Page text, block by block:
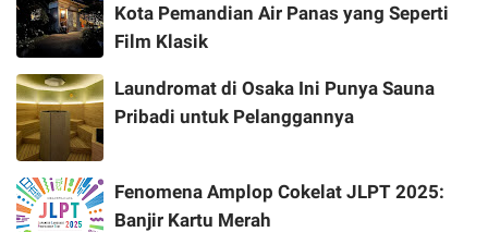
Kota Pemandian Air Panas yang Seperti
Film Klasik
Laundromat di Osaka Ini Punya Sauna
Pribadi untuk Pelanggannya
Fenomena Amplop Cokelat JLPT 2025:
Banjir Kartu Merah